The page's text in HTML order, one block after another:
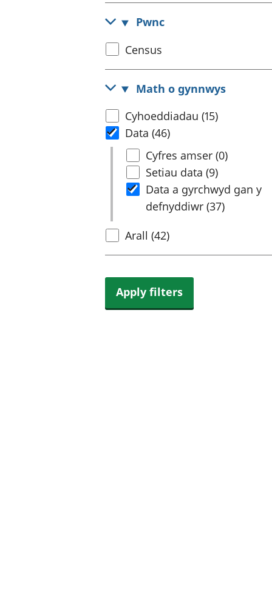
Pwnc
Select
census
topic
Census
Math o gynnwys
Select
content
type
Cyhoeddiadau (15)
Data (46)
Select
Data
Cyfres amser (0)
Setiau data (9)
Data a gyrchwyd gan y
defnyddiwr (37)
Arall (42)
Apply filters